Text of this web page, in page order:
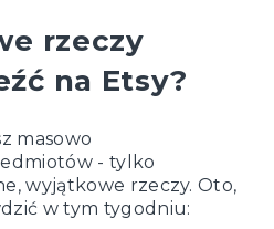
rzeczy
na Etsy?
masowo
- tylko
wyjątkowe rzeczy. Oto,
w tym tygodniu: